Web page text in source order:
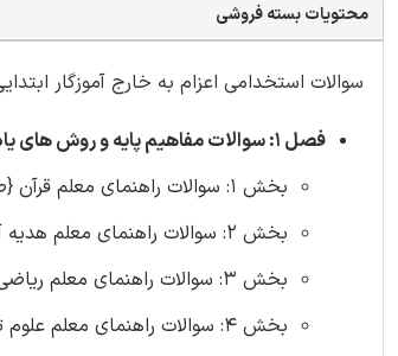
محتویات بسته فروشی
سوالات استخدامی اعزام به خارج آموزگار ابتدایی شامل
فصل 1: سوالات مفاهیم پایه و روش های یاددهی دروس دوره ابتدایی
بخش 1: سوالات راهنمای معلم قرآن {صفحه 5 - 100 سوال}
بخش 2: سوالات راهنمای معلم هدیه آسمانی {صفحه 27 - 100 سوال}
بخش 3: سوالات راهنمای معلم ریاضی {صفحه 49 - 100 سوال}
بخش 4: سوالات راهنمای معلم علوم تجربی {صفحه 73 - 100 سوال}